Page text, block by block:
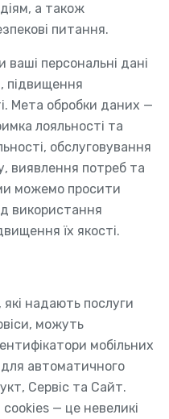
а також
питання.
персональні дані
підвищення
Мета обробки даних —
лояльності та
обслуговування
виявлення потреб та
можемо просити
використання
їх якості.
надають послуги
можуть
мобільних
для автоматичного
Сервіс та Сайт.
— це невеликі